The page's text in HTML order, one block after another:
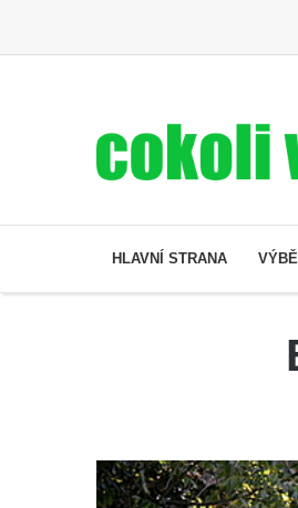
HLAVNÍ STRANA